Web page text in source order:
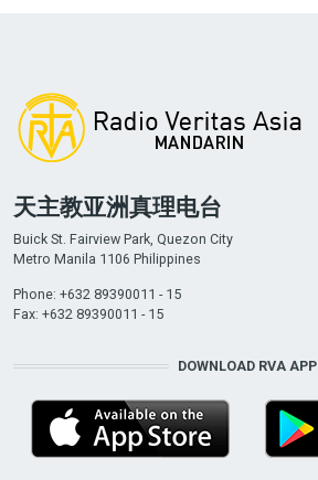
天主教亚洲真理电台
Buick St. Fairview Park, Quezon City
Metro Manila 1106 Philippines
Phone: +632 89390011 - 15
Fax: +632 89390011 - 15
DOWNLOAD RVA APP